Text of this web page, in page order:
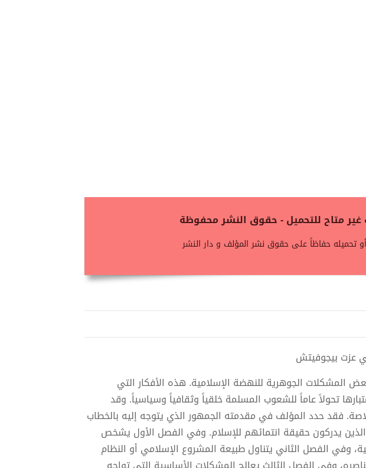
غير متاح للتحميل - حقوق النشر محفوظة
تحميله حفاظاً على حقوق نشر المؤلف و دار النشر
المشكلات الجوهرية للنهضة الإسلامية. هذه الأفكار التي
تحولاً عاماً للشعوب المسلمة خلقياً وثقافياً وسياسياً. وقد
فقد حدد المؤلف في مقدمته الجمهور الذي يتوجه إليه بالخطاب
يدركون حقيقة انتمائهم للإسلام. وفي الفصل الأول يشخص
وفي الفصل الثاني يتناول طبيعة المشروع الإسلامي أو النظام